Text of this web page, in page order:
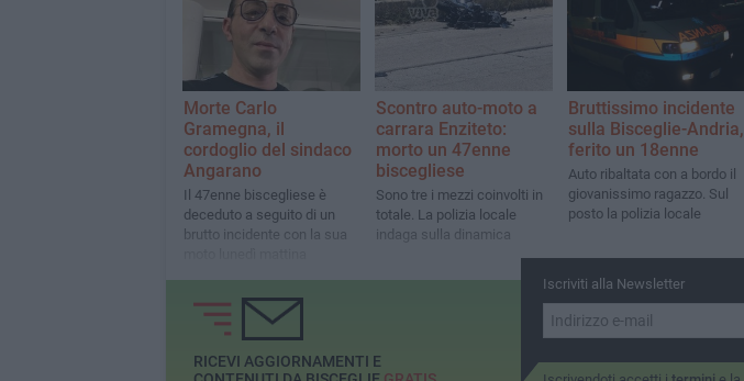
Morte Carlo
Gramegna, il
cordoglio del sindaco
Angarano
Il 47enne biscegliese è
deceduto a seguito di un
brutto incidente con la sua
Scontro auto-moto a
carrara Enziteto:
morto un 47enne
biscegliese
Sono tre i mezzi coinvolti in
totale. La polizia locale
indaga sulla dinamica
Bruttissimo incidente
sulla Bisceglie-Andria,
ferito un 18enne
Auto ribaltata con a bordo il
giovanissimo ragazzo. Sul
posto la polizia locale
Iscriviti alla Newsletter
RICEVI AGGIORNAMENTI E